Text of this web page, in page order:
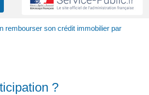
rembourser son crédit immobilier par
?